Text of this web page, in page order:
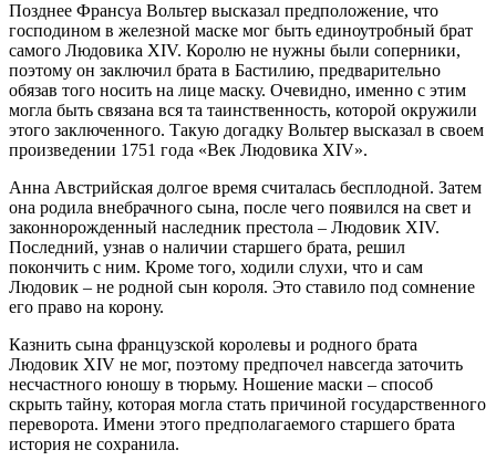
Позднее Франсуа Вольтер высказал предположение, что
господином в железной маске мог быть единоутробный брат
самого Людовика XIV. Королю не нужны были соперники,
поэтому он заключил брата в Бастилию, предварительно
обязав того носить на лице маску. Очевидно, именно с этим
могла быть связана вся та таинственность, которой окружили
этого заключенного. Такую догадку Вольтер высказал в своем
произведении 1751 года «Век Людовика XIV».
Анна Австрийская долгое время считалась бесплодной. Затем
она родила внебрачного сына, после чего появился на свет и
законнорожденный наследник престола – Людовик XIV.
Последний, узнав о наличии старшего брата, решил
покончить с ним. Кроме того, ходили слухи, что и сам
Людовик – не родной сын короля. Это ставило под сомнение
его право на корону.
Казнить сына французской королевы и родного брата
Людовик XIV не мог, поэтому предпочел навсегда заточить
несчастного юношу в тюрьму. Ношение маски – способ
скрыть тайну, которая могла стать причиной государственного
переворота. Имени этого предполагаемого старшего брата
история не сохранила.